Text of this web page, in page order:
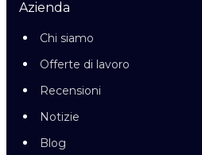
Azienda
Chi siamo
Offerte di lavoro
Recensioni
Notizie
Blog